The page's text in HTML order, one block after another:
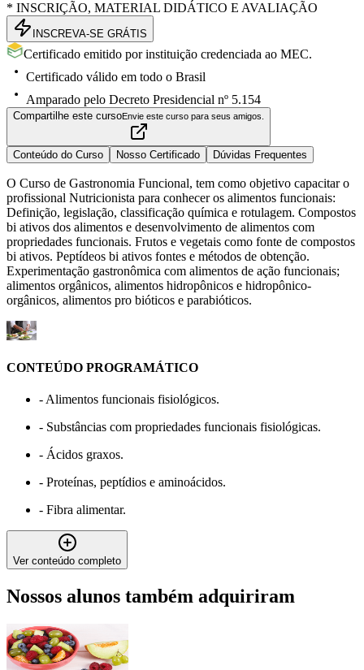
* INSCRIÇÃO, MATERIAL DIDÁTICO E AVALIAÇÃO
INSCREVA-SE GRÁTIS
Certificado emitido por instituição credenciada ao MEC.
Certificado válido em todo o Brasil
Amparado pelo Decreto Presidencial nº 5.154
Compartilhe este cursoEnvie este curso para seus amigos.
Conteúdo do Curso Nosso Certificado Dúvidas Frequentes
O Curso de Gastronomia Funcional, tem como objetivo capacitar o
profissional Nutricionista para conhecer os alimentos funcionais:
Definição, legislação, classificação química e rotulagem. Compostos
bi ativos dos alimentos e desenvolvimento de alimentos com
propriedades funcionais. Frutos e vegetais como fonte de compostos
bi ativos. Peptídeos bi ativos fontes e métodos de obtenção.
Experimentação gastronômica com alimentos de ação funcionais;
alimentos orgânicos, alimentos hidropônicos e hidropônico-
orgânicos, alimentos pro bióticos e parabióticos.
CONTEÚDO PROGRAMÁTICO
- Alimentos funcionais fisiológicos.
- Substâncias com propriedades funcionais fisiológicas.
- Ácidos graxos.
- Proteínas, peptídios e aminoácidos.
- Fibra alimentar.
Ver conteúdo completo
Nossos alunos também adquiriram